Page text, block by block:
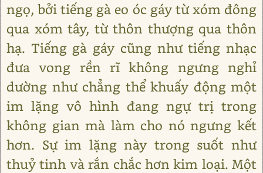
ngọ, bởi tiếng gà eo óc gáy từ xóm đông
qua xóm tây, từ thôn thượng qua thôn
hạ. Tiếng gà gáy cũng như tiếng nhạc
đưa vong rền rĩ không ngưng nghỉ
dường như chẳng thể khuấy động một
im lặng vô hình đang ngự trị trong
không gian mà làm cho nó ngưng kết
hơn. Sự im lặng này trong suốt như
thuỷ tinh và rắn chắc hơn kim loại. Một